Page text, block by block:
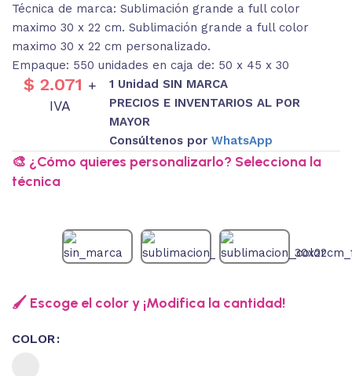
Técnica de marca: Sublimación grande a full color
maximo 30 x 22 cm. Sublimación grande a full color
maximo 30 x 22 cm personalizado.
Empaque: 550 unidades en caja de: 50 x 45 x 30
$ 2.071 +
IVA
1 Unidad SIN MARCA
PRECIOS E INVENTARIOS AL POR
MAYOR
Consúltenos por WhatsApp
🎨 ¿Cómo quieres personalizarlo? Selecciona la
técnica
🖌️ Escoge el color y ¡Modifica la cantidad!
COLOR